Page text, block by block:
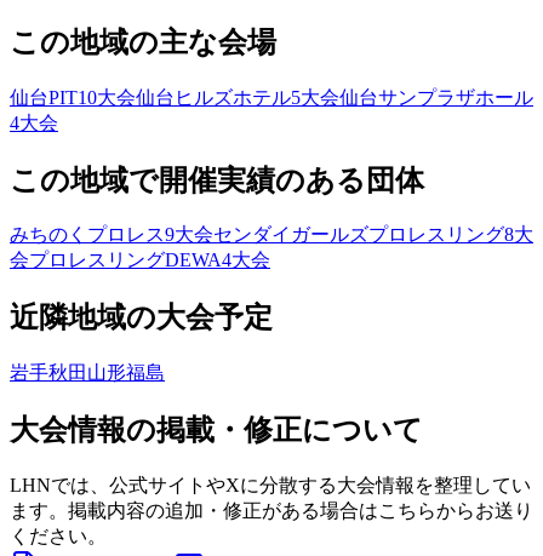
この地域の主な会場
仙台PIT10大会仙台ヒルズホテル5大会仙台サンプラザホール
4大会
この地域で開催実績のある団体
みちのくプロレス9大会センダイガールズプロレスリング8大
会プロレスリングDEWA4大会
近隣地域の大会予定
岩手秋田 山形福島
大会情報の掲載・修正について
LHNでは、公式サイトやXに分散する大会情報を整理してい
ます。掲載内容の追加・修正がある場合はこちらからお送り
ください。